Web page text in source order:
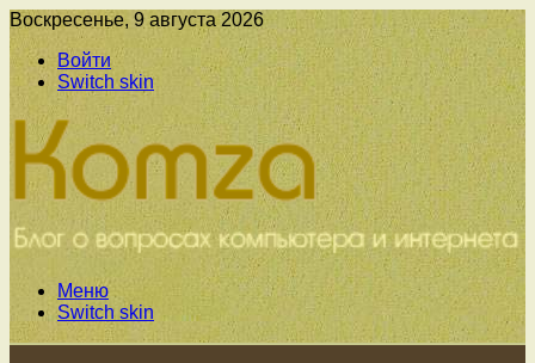
Воскресенье, 9 августа 2026
Войти
Switch skin
Меню
Switch skin